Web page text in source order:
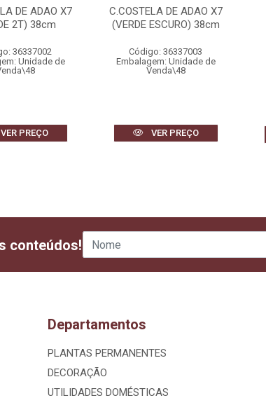
DE ADAO X7
2T) 38cm
36337002
Unidade de
VER PREÇO
C.COSTELA DE ADAO X7
(VERDE ESCURO) 38cm
Código: 36337003
Embalagem: Unidade de
Venda\48
VER PREÇO
conteúdos!
Departamentos
PLANTAS PERMANENTES
DECORAÇÃO
UTILIDADES DOMÉSTICAS